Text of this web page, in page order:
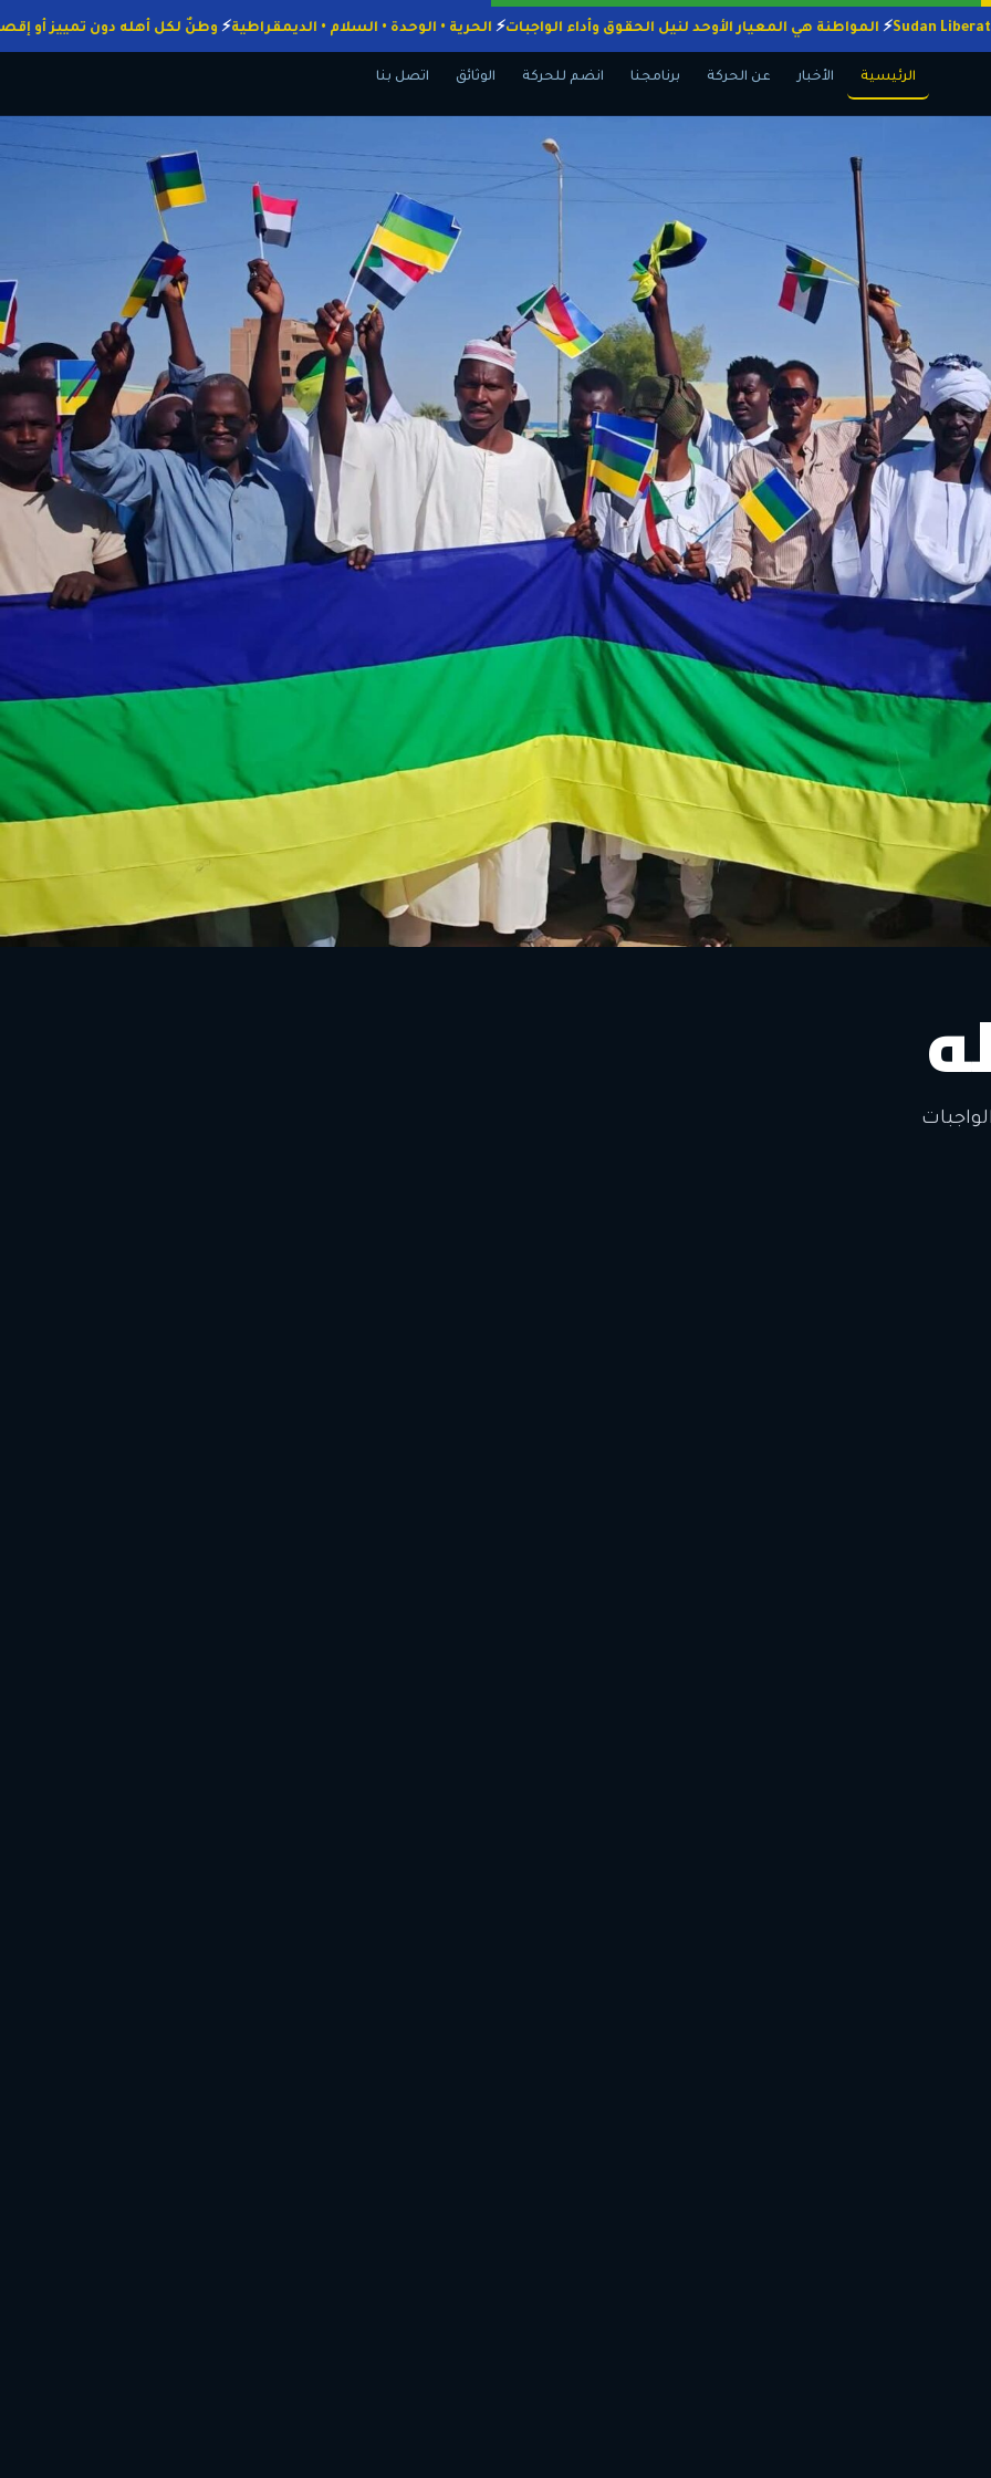
المواطنة هي المعيار الأوحد لنيل الحقوق وأداء الواجبات الحرية • الوحدة • السلام • الديمقراطية وطنٌ لكل أهله دون
الرئيسية الأخبار عن الحركة برنامجنا انضم للحركة الوثائق اتصل بنا